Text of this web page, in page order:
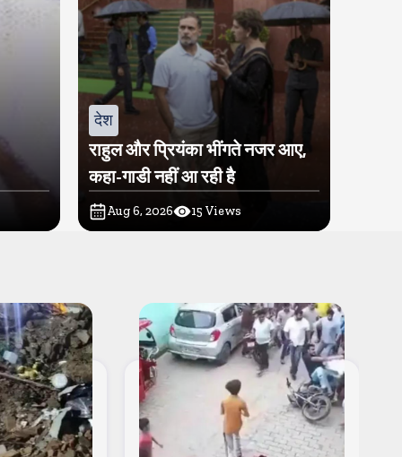
देश
राहुल और प्रियंका भींगते नजर आए,
कहा-गाडी नहीं आ रही है
Aug 6, 2026 15 Views